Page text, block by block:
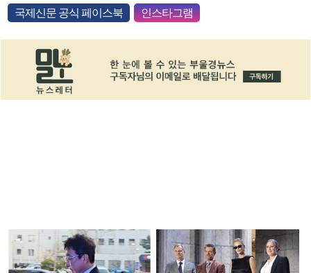
국제신문 공식 페이스북 인스타그램